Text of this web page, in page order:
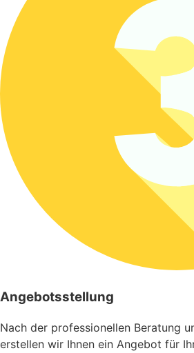
Angebotsstellung
Nach der professionellen Beratung
erstellen wir Ihnen ein Angebot für